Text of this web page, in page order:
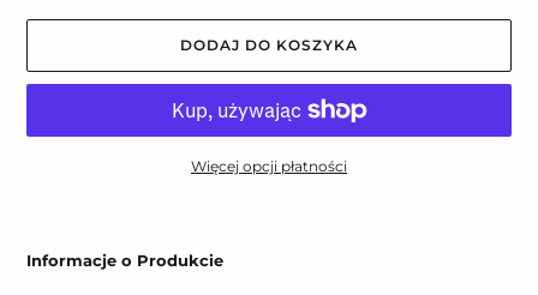
DODAJ DO KOSZYKA
Więcej opcji płatności
do
Informacje o Produkcie